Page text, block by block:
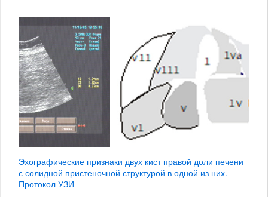
Эхографические признаки двух кист правой доли печени
с солидной пристеночной структурой в одной из них.
Протокол УЗИ